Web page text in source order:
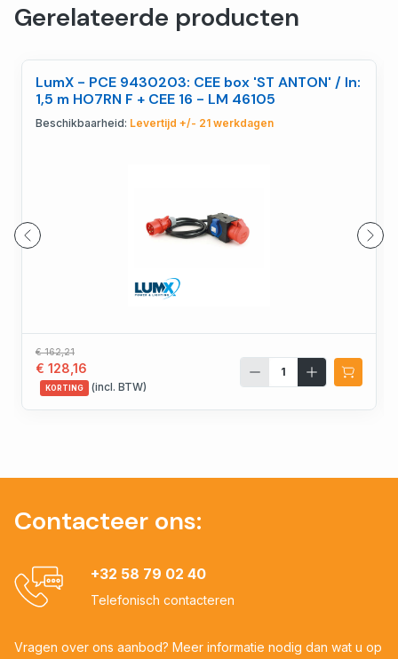
Gerelateerde producten
LumX - PCE 9430203: CEE box 'ST ANTON' / In:
1,5 m HO7RN F + CEE 16 - LM 46105
Beschikbaarheid: Levertijd +/- 21 werkdagen
€ 162,21
€ 128,16
KORTING (incl. BTW)
Contacteer ons:
+32 58 79 02 40
Telefonisch contacteren
Vragen over ons aanbod? Meer informatie nodig dan wat u op